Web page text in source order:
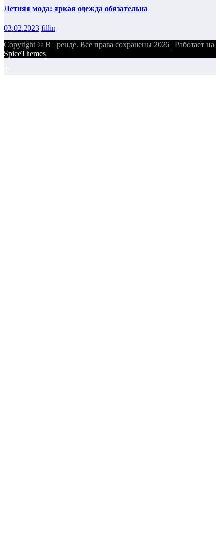
Летняя мода: яркая одежда обязательна
03.02.2023 fillin
Copyright © В Тренде. Все права сохранены 2026 | Работает на
SpiceThemes